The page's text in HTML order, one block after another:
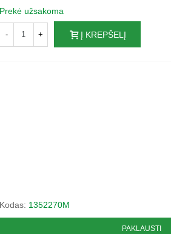
Prekė užsakoma
- + Į KREPŠELĮ
Kodas: 1352270M
PAKLAUSTI